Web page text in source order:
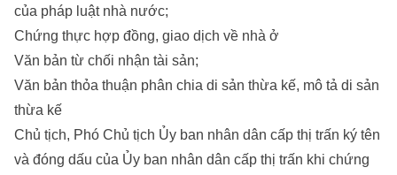
của pháp luật nhà nước;
Chứng thực hợp đồng, giao dịch về nhà ở
Văn bản từ chối nhận tài sản;
Văn bản thỏa thuận phân chia di sản thừa kế, mô tả di sản
thừa kế
Chủ tịch, Phó Chủ tịch Ủy ban nhân dân cấp thị trấn ký tên
và đóng dấu của Ủy ban nhân dân cấp thị trấn khi chứng